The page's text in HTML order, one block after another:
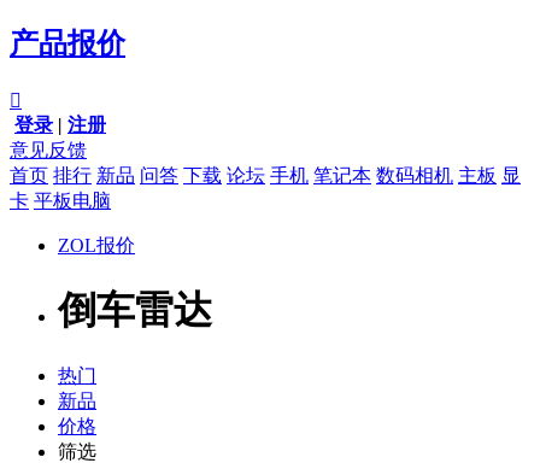
产品报价

登录 | 注册
意见反馈
首页 排行 新品 问答 下载 论坛 手机 笔记本 数码相机 主板 显
卡 平板电脑
ZOL报价
倒车雷达
热门
新品
价格
筛选